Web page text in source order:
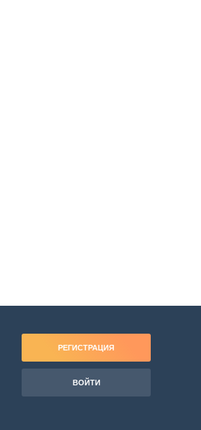
РЕГИСТРАЦИЯ
ВОЙТИ